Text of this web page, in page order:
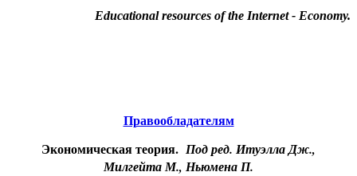
Educational resources of the Internet- Economy.
Правообладателям
Экономическая теория. Под ред. Итуэлла Дж.,
Милгейта М., Ньюмена П.